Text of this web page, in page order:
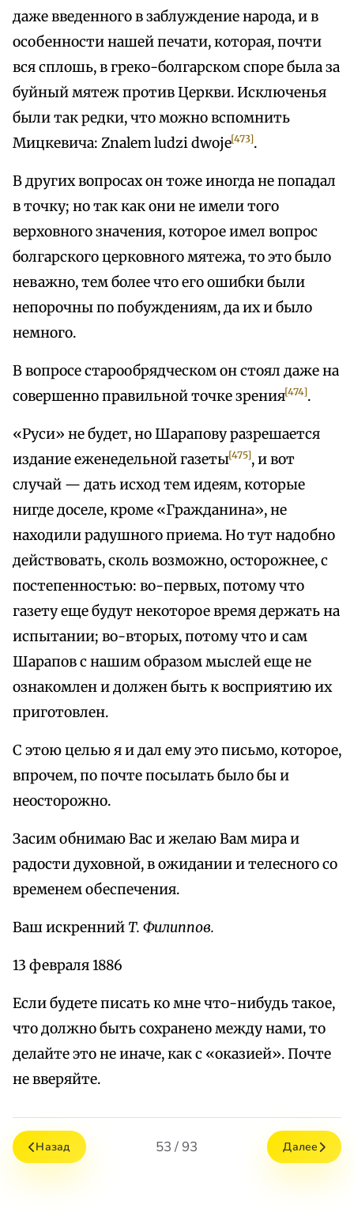
даже введенного в заблуждение народа, и в
особенности нашей печати, которая, почти
вся сплошь, в греко-болгарском споре была за
буйный мятеж против Церкви. Исключенья
были так редки, что можно вспомнить
Мицкевича: Znalem ludzi dwoje[473].
В других вопросах он тоже иногда не попадал
в точку; но так как они не имели того
верховного значения, которое имел вопрос
болгарского церковного мятежа, то это было
неважно, тем более что его ошибки были
непорочны по побуждениям, да их и было
немного.
В вопросе старообрядческом он стоял даже на
совершенно правильной точке зрения[474].
«Руси» не будет, но Шарапову разрешается
издание еженедельной газеты[475], и вот
случай — дать исход тем идеям, которые
нигде доселе, кроме «Гражданина», не
находили радушного приема. Но тут надобно
действовать, сколь возможно, осторожнее, с
постепенностью: во-первых, потому что
газету еще будут некоторое время держать на
испытании; во-вторых, потому что и сам
Шарапов с нашим образом мыслей еще не
ознакомлен и должен быть к восприятию их
приготовлен.
С этою целью я и дал ему это письмо, которое,
впрочем, по почте посылать было бы и
неосторожно.
Засим обнимаю Вас и желаю Вам мира и
радости духовной, в ожидании и телесного со
временем обеспечения.
Ваш искренний Т. Филиппов.
13 февраля 1886
Если будете писать ко мне что-нибудь такое,
что должно быть сохранено между нами, то
делайте это не иначе, как с «оказией». Почте
не вверяйте.
Назад 53 / 93 Далее